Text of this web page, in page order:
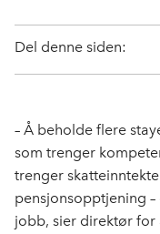
Del denne siden:
– Å beholde flere
som trenger
trenger
pensjonsopptjening
jobb, sier direktør for